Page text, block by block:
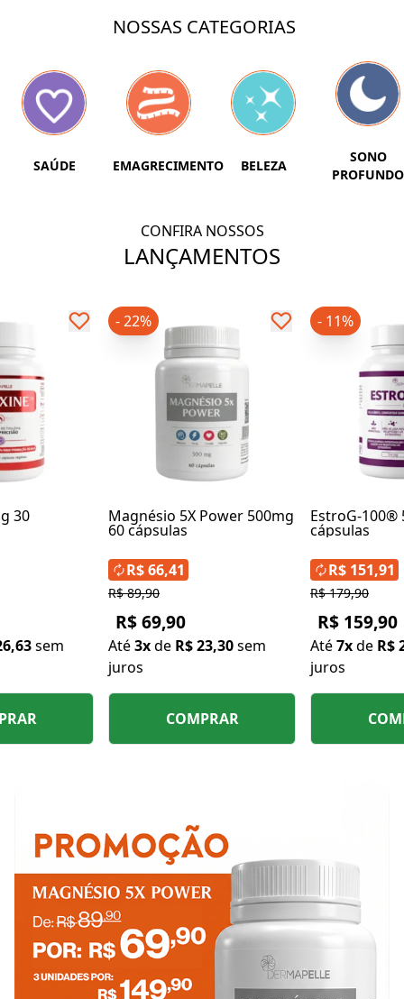
NOSSAS CATEGORIAS
SAÚDE EMAGRECIMENTO BELEZA
SONO
PROFUNDO
CONFIRA NOSSOS
LANÇAMENTOS
30
sem
Magnésio 5X Power 500mg
60 cápsulas
- 22%
R$ 89,90
R$ 69,90
Até3xde R$ 23,30sem
juros
R$ 66,41
COMPRAR
EstroG-100®
cápsulas
- 11%
R$ 179,90
R$ 159,90
Até7xde R$
juros
R$ 151,91